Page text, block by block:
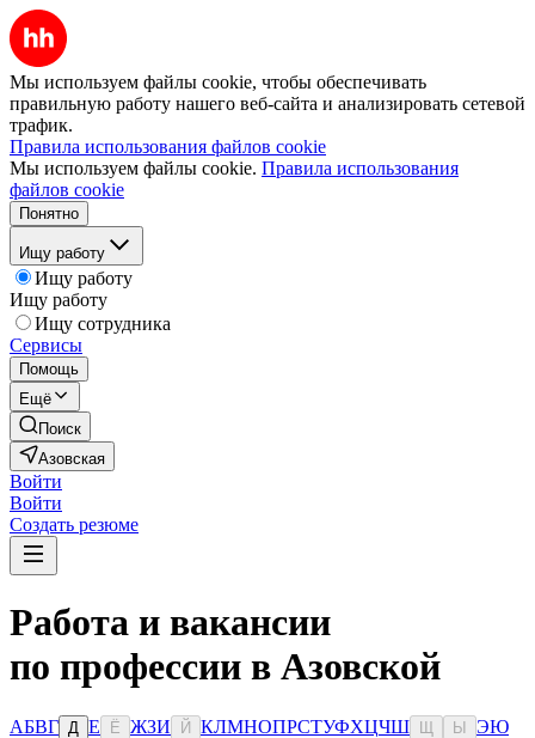
Мы используем файлы cookie, чтобы обеспечивать
правильную работу нашего веб-сайта и анализировать сетевой
трафик.
Правила использования файлов cookie
Мы используем файлы cookie. Правила использования
файлов cookie
Понятно
Ищу работу
Ищу работу
Ищу работу
Ищу сотрудника
Сервисы
Помощь
Ещё
Поиск
Азовская
Войти
Войти
Создать резюме
Работа и вакансии
по профессии в Азовской
АБВГ Д Е Ё ЖЗИ Й КЛМНОПРСТУФХЦЧШ Ы ЭЮ